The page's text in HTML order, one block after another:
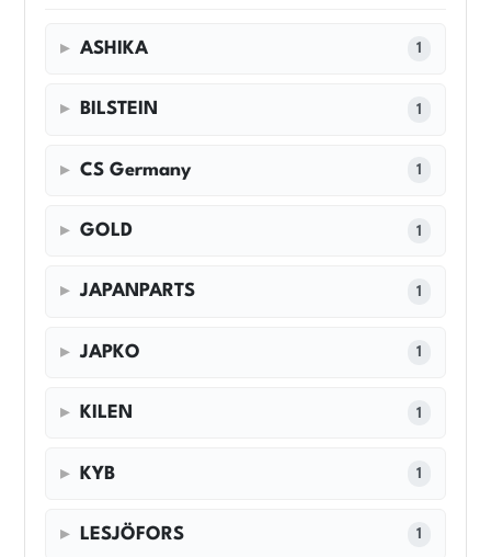
ASHIKA 1
BILSTEIN 1
CS Germany 1
GOLD 1
JAPANPARTS 1
JAPKO 1
KILEN 1
KYB 1
LESJÖFORS 1